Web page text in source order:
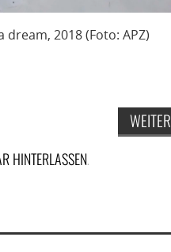
2018 (Foto: APZ)
WEITER
HINTERLASSEN.